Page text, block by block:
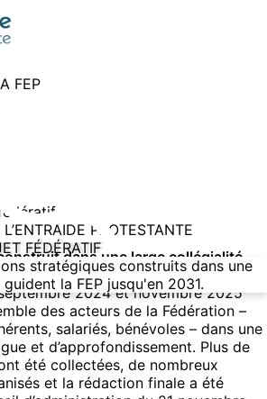
FEP
caractères pour lancer la recherche
PROTESTANTE
FÉDÉRATIF
stratégiques construits dans une
la FEP jusqu'en 2031.
dans une large collégialité
d’une démarche
2024 et novembre 2025
des acteurs de la Fédération –
salariés, bénévoles – dans une
et d’approfondissement. Plus de
été collectées, de nombreux
et la rédaction finale a été